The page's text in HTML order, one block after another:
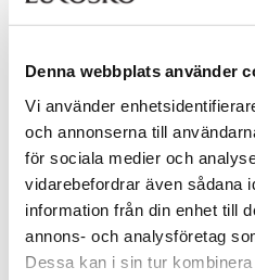
Denna webbplats använder
Vi använder
och annonserna till
för sociala medier och
vidarebefordrar även sådana
information från din enhet till
annons- och analysföretag
Dessa kan i sin tur
PEPPER
499 kr